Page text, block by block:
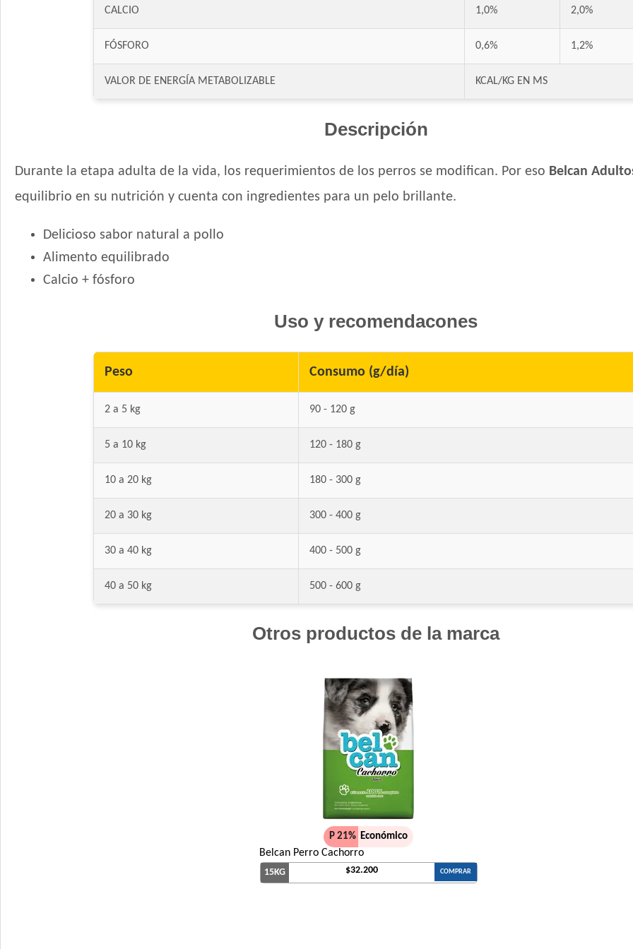
Ducho Adultos
Estampa Criadores Perro Adulto de Raza
Eukanuba Fit Body Weight Control Large
Eukanuba Fit Body Weight Control Medium
Excellent Perro Adulto Razas Medianas y
Excellent Perro Adulto con Sobrepeso
Fawna Perro Adulto Mordida Mediana y
Gran Campeón Perro Adulto Mordida
Gran Pastor Perro Criadores
Handler Perro Adulto Mediano y Grande
Ken-L Perro Adulto de Raza Mediana y
Kongo Gold Perro Adulto Medianos y
CALCIO 1,0% 2,0%
FÓSFORO 0,6% 1,2%
VALOR DE ENERGÍA METABOLIZABLE KCAL/KG EN MS
Descripción
Durante la etapa adulta de la vida, los requerimientos de los perros se modifican. Por eso Belcan
equilibrio en su nutrición y cuenta con ingredientes para un pelo brillante.
Delicioso sabor natural a pollo
Alimento equilibrado
Calcio + fósforo
Uso y recomendacones
Peso Consumo (g/día)
2 a 5 kg 90 - 120 g
5 a 10 kg 120 - 180 g
10 a 20 kg 180 - 300 g
20 a 30 kg 300 - 400 g
30 a 40 kg 400 - 500 g
40 a 50 kg 500 - 600 g
Otros productos de la marca
P 21% Económico
Belcan Perro Cachorro
15KG $32.200 COMPRAR